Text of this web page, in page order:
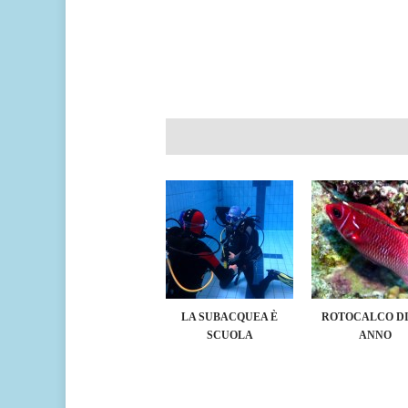
LA SUBACQUEA È
SCUOLA
ROTOCALCO
ANNO